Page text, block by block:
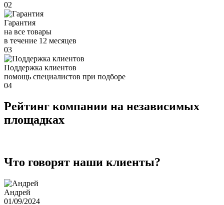
02
Гарантия
на все товары
в течение 12 месяцев
03
Поддержка клиентов
помощь специалистов при подборе
04
Рейтинг компании на независимых
площадках
Что говорят наши клиенты?
Андрей
01/09/2024